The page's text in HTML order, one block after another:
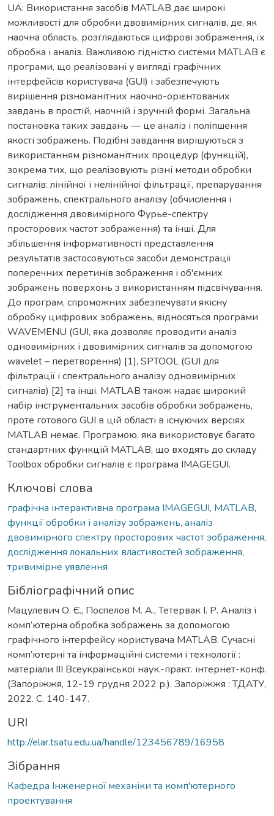
UA: Використання засобів MATLAB дає широкі
можливості для обробки двовимірних сигналів, де, як
наочна область, розглядаються цифрові зображення, їх
обробка і аналіз. Важливою гідністю системи MATLAB є
програми, що реалізовані у вигляді графічних
інтерфейсів користувача (GUI) і забезпечують
вирішення різноманітних наочно-орієнтованих
завдань в простій, наочній і зручній формі. Загальна
постановка таких завдань — це аналіз і поліпшення
якості зображень. Подібні завдання вирішуються з
використанням різноманітних процедур (функцій),
зокрема тих, що реалізовують різні методи обробки
сигналів: лінійної і нелінійної фільтрації, препарування
зображень, спектрального аналізу (обчислення і
дослідження двовимірного Фурье-спектру
просторових частот зображення) та інші. Для
збільшення інформативності представлення
результатів застосовуються засоби демонстрації
поперечних перетинів зображення і об'ємних
зображень поверхонь з використанням підсвічування.
До програм, спроможних забезпечувати якісну
обробку цифрових зображень, відносяться програми
WAVEMENU (GUI, яка дозволяє проводити аналіз
одновимірних і двовимірних сигналів за допомогою
wavelet – перетворення) [1], SPTOOL (GUI для
фільтрації і спектрального аналізу одновимірних
сигналів) [2] та інші. MATLAB також надає широкий
набір інструментальних засобів обробки зображень,
проте готового GUI в цій області в існуючих версіях
MATLAB немає. Програмою, яка використовує багато
стандартних функцій MATLAB, що входять до складу
Toolbox обробки сигналів є програма IMAGEGUI.
Ключові слова
графічна інтерактивна програма IMAGEGUI, MATLAB,
функції обробки і аналізу зображень, аналіз
двовимірного спектру просторових частот зображення,
дослідження локальних властивостей зображення,
тривимірне уявлення
Бібліографічний опис
Мацулевич О. Є., Поспелов М. А., Тетервак І. Р. Аналіз і
комп’ютерна обробка зображень за допомогою
графічного інтерфейсу користувача МATLAB. Сучасні
комп’ютерні та інформаційні системи і технології :
матеріали ІІІ Всеукраїнської наук.-практ. інтернет-конф.
(Запоріжжя, 12-19 грудня 2022 р.). Запоріжжя : ТДАТУ,
2022. С. 140-147.
URI
http://elar.tsatu.edu.ua/handle/123456789/16958
Зібрання
Кафедра Інженерної механіки та комп'ютерного
проектування